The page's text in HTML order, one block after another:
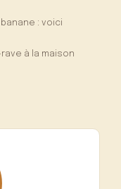
: voici
à la maison